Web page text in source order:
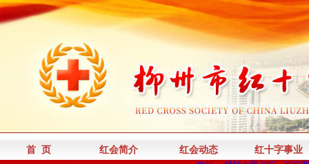
首 页 红会简介 红会动态
红十字事业